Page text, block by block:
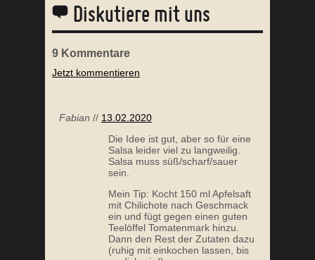
Diskutiere mit uns
9 Kommentare
Jetzt kommentieren
Fabian // 13.02.2020
Die Idee ist gut, aber so für eine
Salsa leider viel zu langweilig.
Salsa muss süß/scharf/sauer
sein.
Mein Tip: Kocht 150 ml Apfelsaft
mit Chilichote nach Geschmack
ein und fügt gegen einen guten
Teelöffel Tomatenmark hinzu.
Dann den Rest der Zutaten dazu
(ruhig mit einkochen lassen, bis